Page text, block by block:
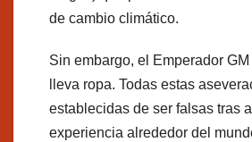
de cambio climático.
Sin embargo, el Emperador
lleva ropa. Todas estas
establecidas de ser falsas tras
experiencia alrededor del